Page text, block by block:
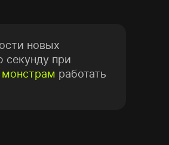
новых
секунду при
работать